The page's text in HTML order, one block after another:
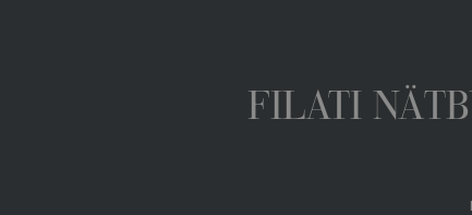
FILATI